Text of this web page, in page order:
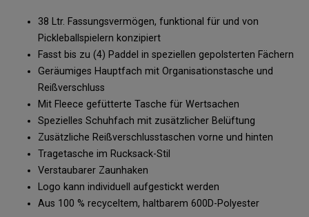
38 Ltr. Fassungsvermögen, funktional für und von
Pickleballspielern konzipiert
Fasst bis zu (4) Paddel in speziellen gepolsterten Fächern
Geräumiges Hauptfach mit Organisationstasche und
Reißverschluss
Mit Fleece gefütterte Tasche für Wertsachen
Spezielles Schuhfach mit zusätzlicher Belüftung
Zusätzliche Reißverschlusstaschen vorne und hinten
Tragetasche im Rucksack-Stil
Verstaubarer Zaunhaken
Logo kann individuell aufgestickt werden
Aus 100 % recyceltem, haltbarem 600D-Polyester